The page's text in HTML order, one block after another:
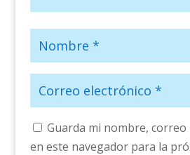
Guarda mi nombre,
en este navegador para la